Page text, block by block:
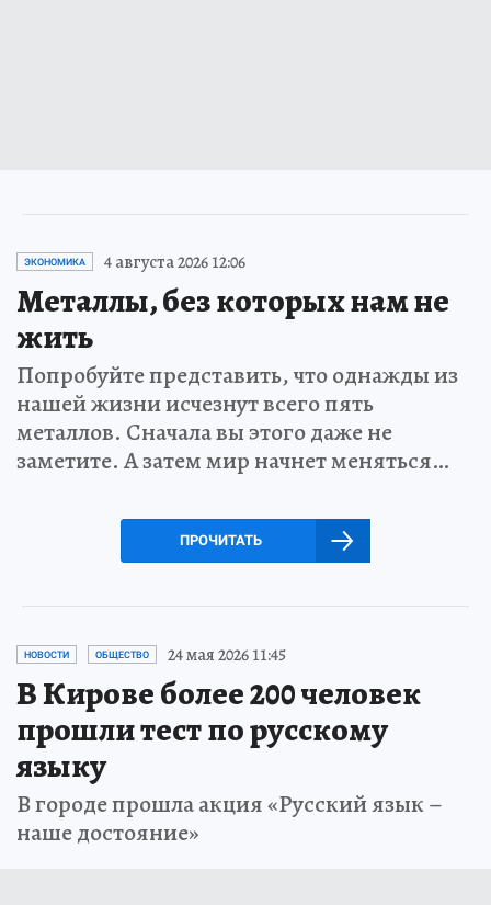
ЭКОНОМИКА 4 августа 2026 12:06
Металлы, без которых нам не
жить
Попробуйте представить, что однажды из
нашей жизни исчезнут всего пять
металлов. Сначала вы этого даже не
заметите. А затем мир начнет меняться…
ПРОЧИТАТЬ
НОВОСТИ ОБЩЕСТВО 24 мая 2026 11:45
В Кирове более 200 человек
прошли тест по русскому
языку
В городе прошла акция «Русский язык –
наше достояние»